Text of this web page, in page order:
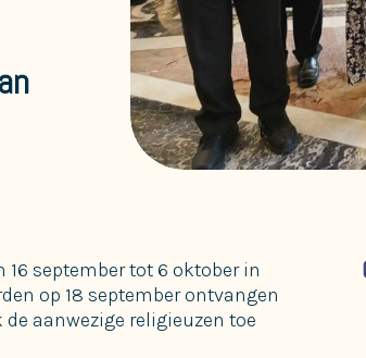
september tot 6 oktober in
op 18 september ontvangen
aanwezige religieuzen toe